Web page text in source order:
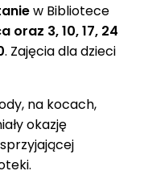
w Bibliotece
oraz 3, 10, 17, 24
. Zajęcia dla dzieci
na kocach,
okazję